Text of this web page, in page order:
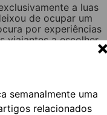
semanalmente uma
relacionados
a luas
de ocupar um
por experiências
viajantes a escolher
de viagem.
pessoas encaram
vida cada vez mais
menos agitação e